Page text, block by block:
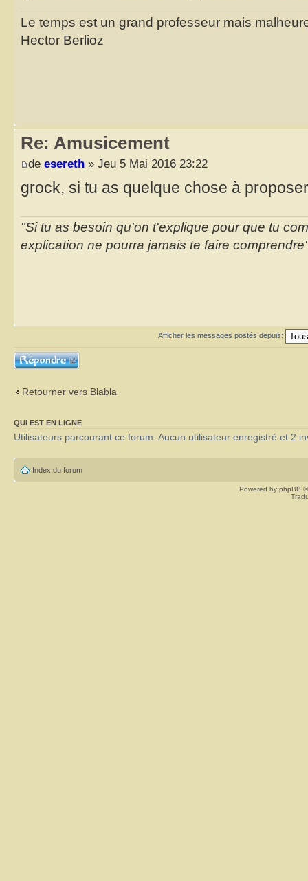
Le temps est un grand professeur mais
Hector Berlioz
Re: Amusicement
de esereth » Jeu 5 Mai 2016 23:22
grock, si tu as quelque chose à
"Si tu as besoin qu'on t'explique pour que tu
explication ne pourra jamais te faire
Afficher les messages postés depuis:
Répondre
Retourner vers Blabla
QUI EST EN LIGNE
Utilisateurs parcourant ce forum: Aucun utilisateur enregistré et 2
Index du forum
Powered by phpBB